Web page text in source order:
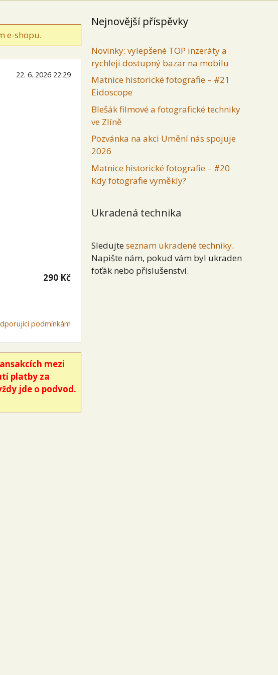
e-shopu.
22. 6. 2026 22:29
290 Kč
podmínkám
mezi
platby za
jde o podvod.
Nejnovější příspěvky
Novinky: vylepšené TOP inzeráty a
rychleji dostupný bazar na mobilu
Matnice historické fotografie – #21
Eidoscope
Blešák filmové a fotografické techniky
ve Zlíně
Pozvánka na akci Umění nás spojuje
2026
Matnice historické fotografie – #20
Kdy fotografie vyměkly?
Ukradená technika
Sledujte seznam ukradené techniky.
Napište nám, pokud vám byl ukraden
foťák nebo příslušenství.